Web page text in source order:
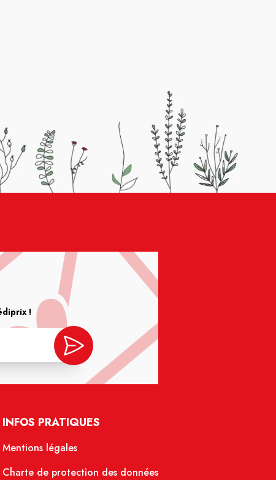
!
INFOS PRATIQUES
Mentions légales
Charte de protection des données